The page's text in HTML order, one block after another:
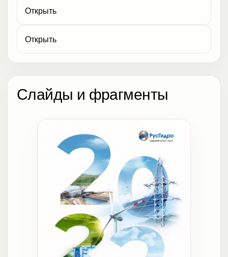
Открыть
Открыть
Слайды и фрагменты